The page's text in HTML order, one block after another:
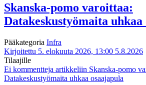
Skanska-pomo varoittaa:
Datakeskustyömaita uhkaa
Pääkategoria Infra
Kirjoitettu 5. elokuuta 2026, 13:00 5.8.2026
Tilaajille
Ei kommentteja artikkeliin Skanska-pomo
Datakeskustyömaita uhkaa osaajapula